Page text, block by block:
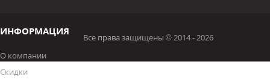
ИНФОРМАЦИЯ
О компании
Скидки
Все права защищены © 2014 - 2026